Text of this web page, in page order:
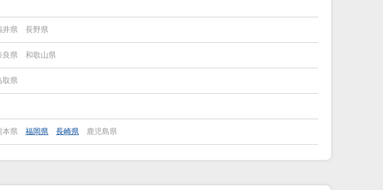
井県 長野県
良県 和歌山県
取県
本県 福岡県 長崎県 鹿児島県